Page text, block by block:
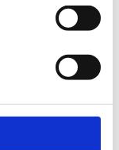
mestring i